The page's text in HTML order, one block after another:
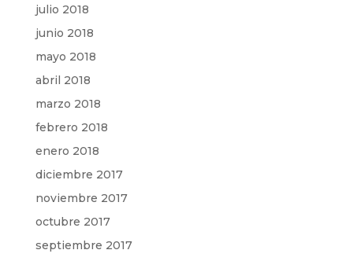
julio 2018
junio 2018
mayo 2018
abril 2018
marzo 2018
febrero 2018
enero 2018
diciembre 2017
noviembre 2017
octubre 2017
septiembre 2017